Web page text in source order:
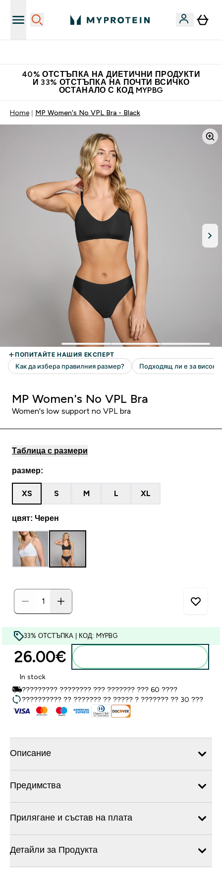
40% ОТСТЪПКА НА ДИЕТИЧНИ ПРОДУКТИ
И 33% ОТСТЪПКА НА ПОЧТИ ВСИЧКО
ОСТАНАЛО С КОД MYPBG
Home MP Women's No VPL Bra - Black
MP Women's No VPL Bra
Women's low support no VPL bra
Таблица с размери
размер:
XS S M L XL
цвят: Черен
33% ОТСТЪПКА | КОД: MYPBG
26.00€‎
In stock
????????? ???????? ??? ??????? ??? 60 ????
?????????? ?? ??????? ?? ????? ? ??????? ?? 30 ???
Описание
Предимства
Прилягане и състав на плата
Детайли за Продукта